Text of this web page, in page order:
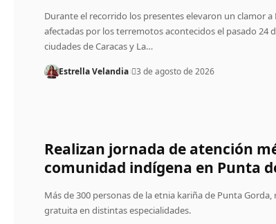
Durante el recorrido los presentes elevaron un clamor a
afectadas por los terremotos acontecidos el pasado 24
ciudades de Caracas y La…
Estrella Velandia 3 de agosto de 2026
Realizan jornada de atención
comunidad indígena en Punta
‎Más de 300 personas de la etnia kariña de Punta
gratuita en distintas especialidades.